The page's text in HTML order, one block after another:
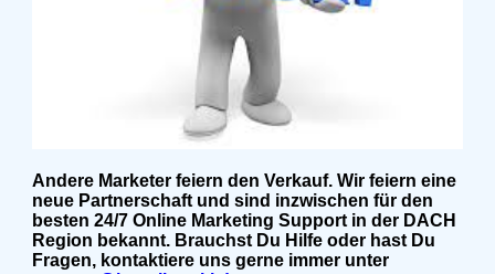
Andere Marketer feiern den Verkauf. Wir feiern eine
neue Partnerschaft und sind inzwischen für den
besten 24/7 Online Marketing Support in der DACH
Region bekannt. Brauchst Du Hilfe oder hast Du
Fragen, kontaktiere uns gerne immer unter